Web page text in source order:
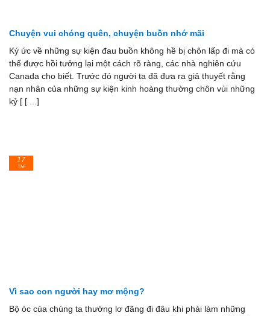
Chuyện vui chóng quên, chuyện buồn nhớ mãi
Ký ức về những sự kiện đau buồn không hề bị chôn lấp đi mà có
thể được hồi tưởng lại một cách rõ ràng, các nhà nghiên cứu
Canada cho biết. Trước đó người ta đã đưa ra giả thuyết rằng
nạn nhân của những sự kiện kinh hoàng thường chôn vùi những
kỷ [ [ ...]
Vì sao con người hay mơ mộng?
Bộ óc của chúng ta thường lơ đãng đi đâu khi phải làm những
17
Th6